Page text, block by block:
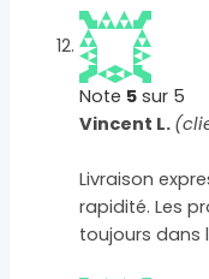
Note 5 sur 5
Vincent L.
Livraison
rapidité. Les
toujours dans